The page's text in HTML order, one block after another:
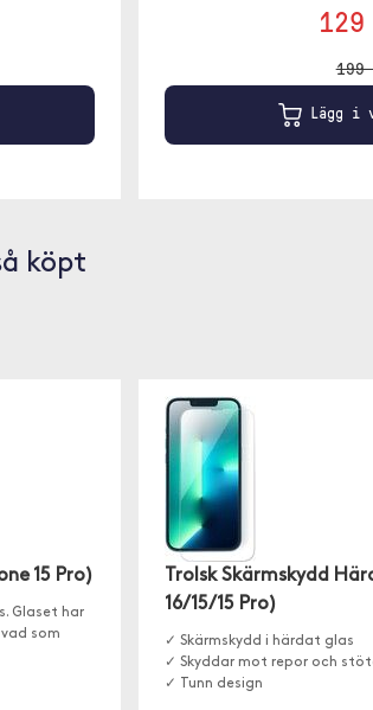
Lägg i
köpt
15 Pro)
Glaset har
som
Trolsk Skärmskydd
16/15/15 Pro)
✓ Skärmskydd i härdat glas
✓ Skyddar mot repor och
✓ Tunn design